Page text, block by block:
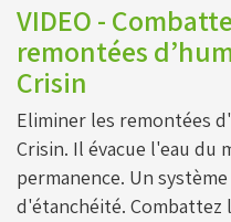
VIDEO -
remontées
Crisin
Eliminer les remontées
Crisin. Il évacue l'eau du
permanence. Un
d'étanchéité. Combattez